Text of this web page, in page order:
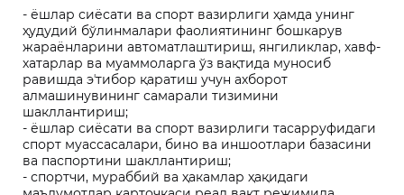
- ёшлар сиёсати ва спорт вазирлиги ҳамда унинг
ҳудудий бўлинмалари фаолиятининг бошкарув
жараёнларини автоматлаштириш, янгиликлар, хавф-
хатарлар ва муаммоларга ўз вақтида муносиб
равишда эʼтибор қаратиш учун ахборот
алмашинувининг самарали тизимини
шакллантириш;
- ёшлар сиёсати ва спорт вазирлиги тасарруфидаги
спорт муассасалари, бино ва иншоотлари базасини
ва паспортини шакллантириш;
- спортчи, мураббий ва ҳакамлар ҳақидаги